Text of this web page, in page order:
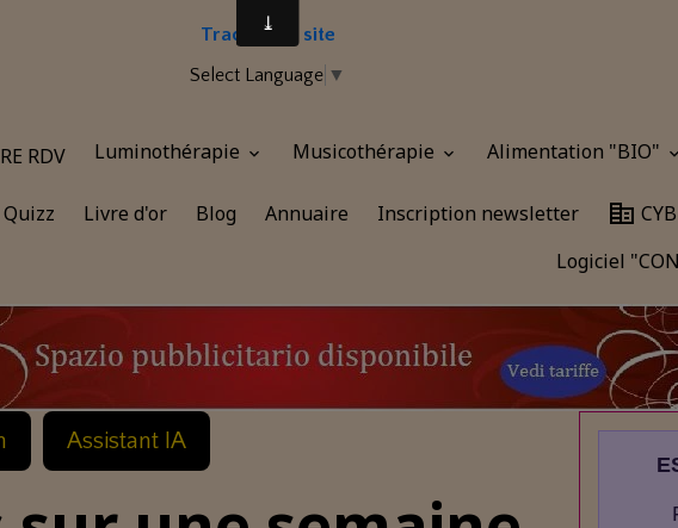
Traduire le site
Select Language ▼
RDV Luminothérapie Musicothérapie Alimentation "BIO"
Quizz Livre d'or Blog Annuaire Inscription newsletter
Logiciel
Assistant IA